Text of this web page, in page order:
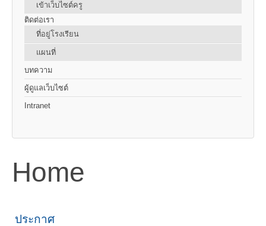
เข้าเว็บไซต์ครู
ติดต่อเรา
ที่อยู่โรงเรียน
แผนที่
บทความ
ผู้ดูแลเว็บไซต์
Intranet
Home
ประกาศ